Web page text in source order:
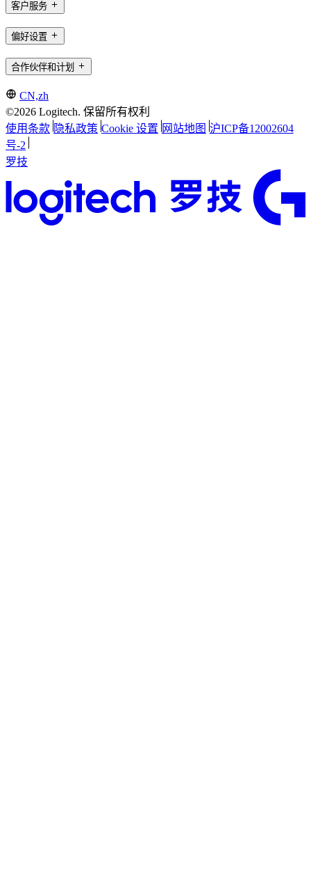
客户服务
偏好设置
合作伙伴和计划
CN,zh
©2026 Logitech. 保留所有权利
使用条款 隐私政策 Cookie 设置 网站地图 沪ICP备12002604
号-2
罗技